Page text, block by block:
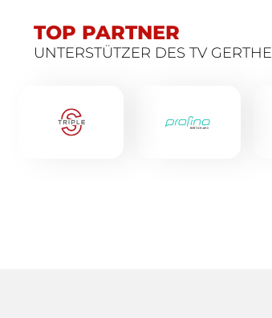
TOP PARTNER
UNTERSTÜTZER DES TV GERTHE